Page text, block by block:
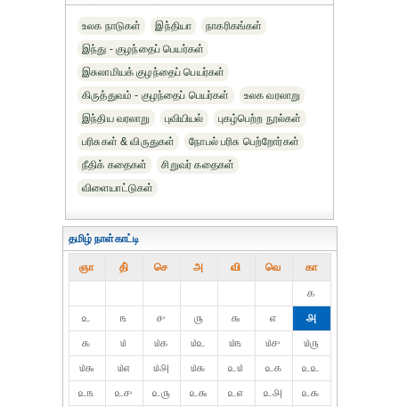
உலக நாடுகள் இந்தியா
நாகரிகங்கள்
இந்து - குழந்தைப் பெயர்கள்
இசுலாமியக் குழந்தைப் பெயர்கள்
கிருத்துவம் - குழந்தைப் பெயர்கள்
உலக வரலாறு
இந்திய வரலாறு
புவியியல்
புகழ்பெற்ற நூல்கள்
பரிசுகள் & விருதுகள்
நோபல் பரிசு‎ பெற்றோர்‎கள்
நீதிக் கதைகள்
சிறுவர் கதைகள்
விளையாட்டுகள்
தமிழ் நாள்காட்டி
ஞா தி் செ அ வி வெ கா
௧
௨
௩ ௪ ௫ ௬ ௭
௮
௯
௰ ௰௧ ௰௨ ௰௩ ௰௪
௰௫
௰௬
௰௭ ௰௮ ௰௯ ௨௰ ௨௧
௨௨
௨௩
௨௪ ௨௫ ௨௬ ௨௭ ௨௮
௨௯